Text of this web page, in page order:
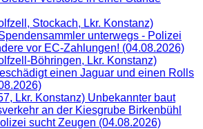
Stockach, Lkr. Konstanz)
unterwegs - Polizei
vor EC-Zahlungen! (04.08.2026)
Böhringen, Lkr. Konstanz)
einen Jaguar und einen Rolls
Lkr. Konstanz) Unbekannter baut
an der Kiesgrube Birkenbühl
sucht Zeugen (04.08.2026)